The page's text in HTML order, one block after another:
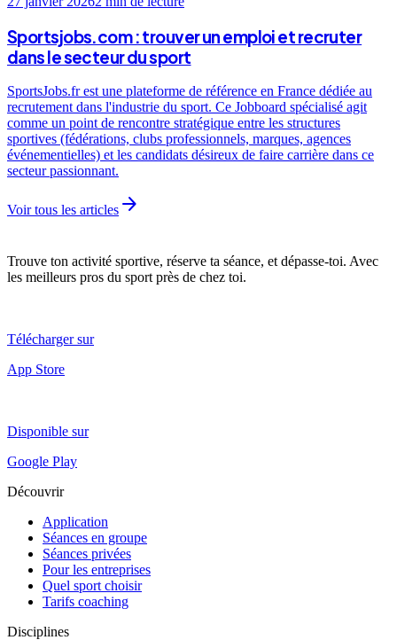
Sportsjobs.com : trouver un emploi et recruter
dans le secteur du sport
SportsJobs.fr est une plateforme de référence en France dédiée au
recrutement dans l'industrie du sport. Ce Jobboard spécialisé agit
comme un point de rencontre stratégique entre les structures
sportives (fédérations, clubs professionnels, marques, agences
événementielles) et les candidats désireux de faire carrière dans ce
secteur passionnant.
Voir tous les articles arrow_forward
Trouve ton activité sportive, réserve ta séance, et dépasse-toi. Avec
les meilleurs pros du sport près de chez toi.
Télécharger sur
App Store
Disponible sur
Google Play
Découvrir
Application
Séances en groupe
Séances privées
Pour les entreprises
Quel sport choisir
Tarifs coaching
Disciplines